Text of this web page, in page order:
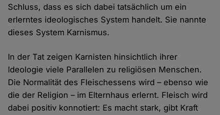
Schluss, dass es sich dabei tatsächlich um ein
erlerntes ideologisches System handelt. Sie nannte
dieses System Karnismus.
In der Tat zeigen Karnisten hinsichtlich ihrer
Ideologie viele Parallelen zu religiösen Menschen.
Die Normalität des Fleischessens wird – ebenso wie
die der Religion – im Elternhaus erlernt. Fleisch wird
dabei positiv konnotiert: Es macht stark, gibt Kraft